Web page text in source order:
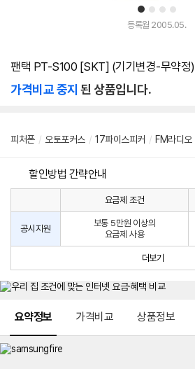
1 2 3 4
등록월 2005.05.
팬택 PT-S100 [SKT] (기기변경-무약정)
가격비교 중지 된 상품입니다.
피처폰 / 오토포커스 / 17파이스피커 / FM라디오
할인방법 간략안내
원
선
택
약
정
사
인
법
요금제 조건
공시지원
보통 5만원 이상의
요금제 사용
더보기
요약정보 가격비교 상품정보